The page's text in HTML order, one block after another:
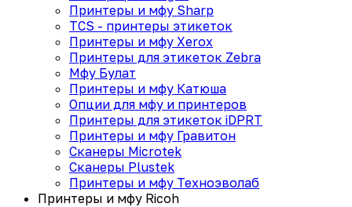
Принтеры и мфу Sharp
TCS - принтеры этикеток
Принтеры и мфу Xerox
Принтеры для этикеток Zebra
Мфу Булат
Принтеры и мфу Катюша
Опции для мфу и принтеров
Принтеры для этикеток iDPRT
Принтеры и мфу Гравитон
Сканеры Microtek
Сканеры Plustek
Принтеры и мфу Техноэволаб
Принтеры и мфу Ricoh